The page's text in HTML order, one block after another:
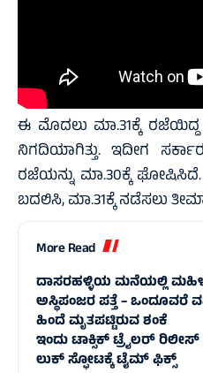
ಈ ಮೊದಲು ಮಾ.31ಕ್ಕೆ ರಜೆಯಿದ್ದ
ನಿಗದಿಯಾಗಿತ್ತು. ಇದೀಗ
ರಜೆಯನ್ನು ಮಾ.30ಕ್ಕೆ ಘೋಷಿಸಿದೆ.
ಬದಲಿಸಿ, ಮಾ.31ಕ್ಕೆ ನಡೆಸಲು
More Read
ದಾಸರಹಳ್ಳಿಯ ಮನೆಯಲ್ಲಿ
ಅಸ್ಥಿಪಂಜರ ಪತ್ತೆ – ಒಂದೂವರೆ
ಹಿಂದೆ ಮೃತಪಟ್ಟಿರುವ ಶಂಕೆ
ಇಂದು ಟಾಕ್ಸಿಕ್ ಟ್ರೈಲರ್
ಲುಕ್ ಸ್ಫೋಟಕ್ಕೆ ಟೈಮ್‌ ಫಿಕ್ಸ್‌